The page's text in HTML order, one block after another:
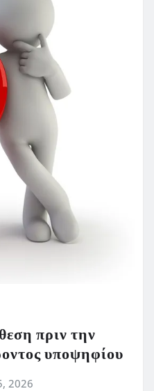
πριν την
υποψηφίου
2026